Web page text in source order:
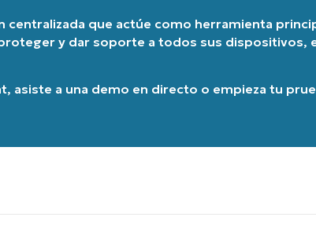
que actúe como herramienta
y dar soporte a todos sus dispositivos,
, asiste a una demo en directo o empieza tu